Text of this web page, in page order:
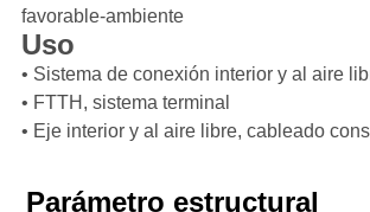
favorable-ambiente
Uso
• Sistema de conexión interior y al aire
• FTTH, sistema terminal
• Eje interior y al aire libre, cableado
Parámetro estructural